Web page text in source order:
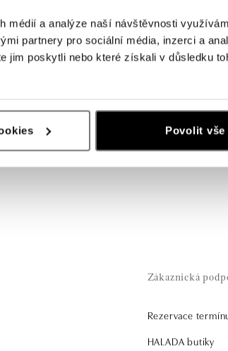
médií a analýze naší návštěvnosti
partnery pro sociální média, inzerci a
jim poskytli nebo které získali v důsledku
Povolit vše
Zákaznická
Rezervace
HALADA butiky